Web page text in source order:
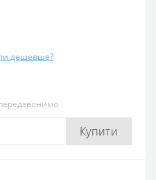
дешевше?
Купити